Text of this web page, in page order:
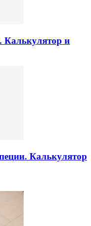
Калькулятор и
Калькулятор